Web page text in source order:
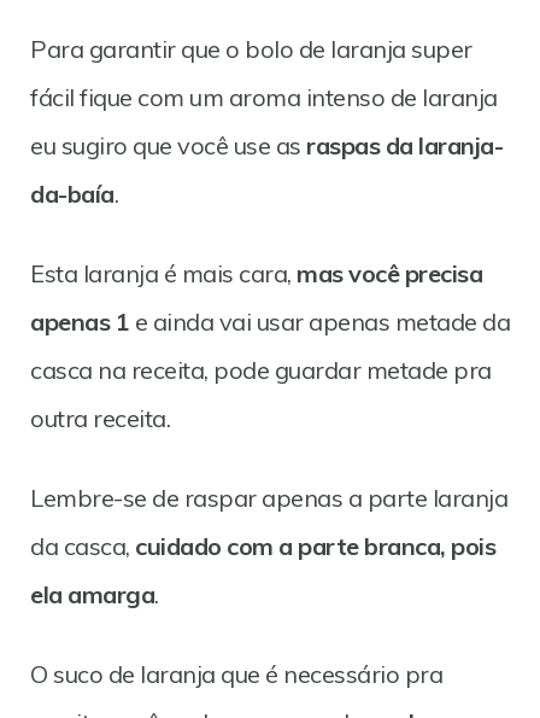
Para garantir que o bolo de laranja super
fácil fique com um aroma intenso de laranja
eu sugiro que você use as raspas da laranja-
da-baía.
Esta laranja é mais cara, mas você precisa
apenas 1 e ainda vai usar apenas metade da
casca na receita, pode guardar metade pra
outra receita.
Lembre-se de raspar apenas a parte laranja
da casca, cuidado com a parte branca, pois
ela amarga.
O suco de laranja que é necessário pra